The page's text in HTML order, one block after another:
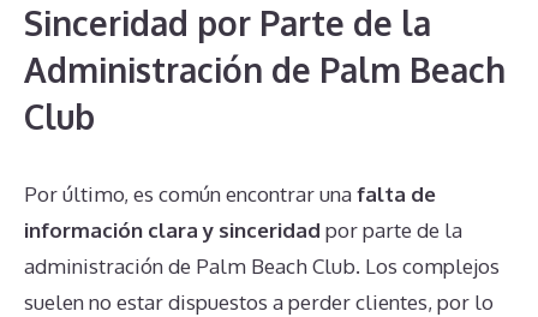
Sinceridad por Parte de la
Administración de Palm Beach
Club
Por último, es común encontrar unafalta de
información clara y sinceridad por parte de la
administración de Palm Beach Club. Los complejos
suelen no estar dispuestos a perder clientes, por lo